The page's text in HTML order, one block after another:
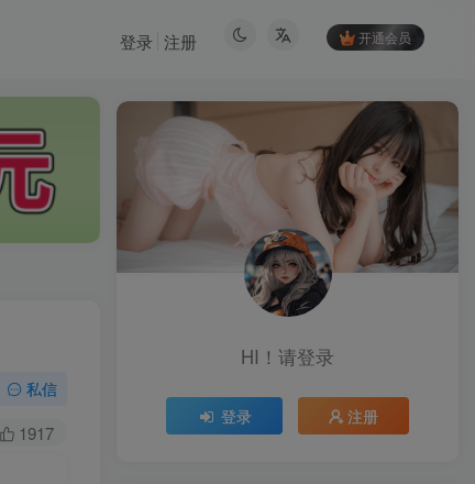
开通会员
登录 注册
私信
1917
HI！请登录
登录 注册
HI！请登录
登录 注册